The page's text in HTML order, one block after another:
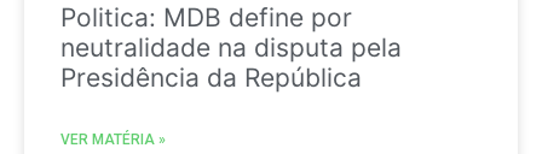
Politica: MDB define por
neutralidade na disputa pela
Presidência da República
VER MATÉRIA »